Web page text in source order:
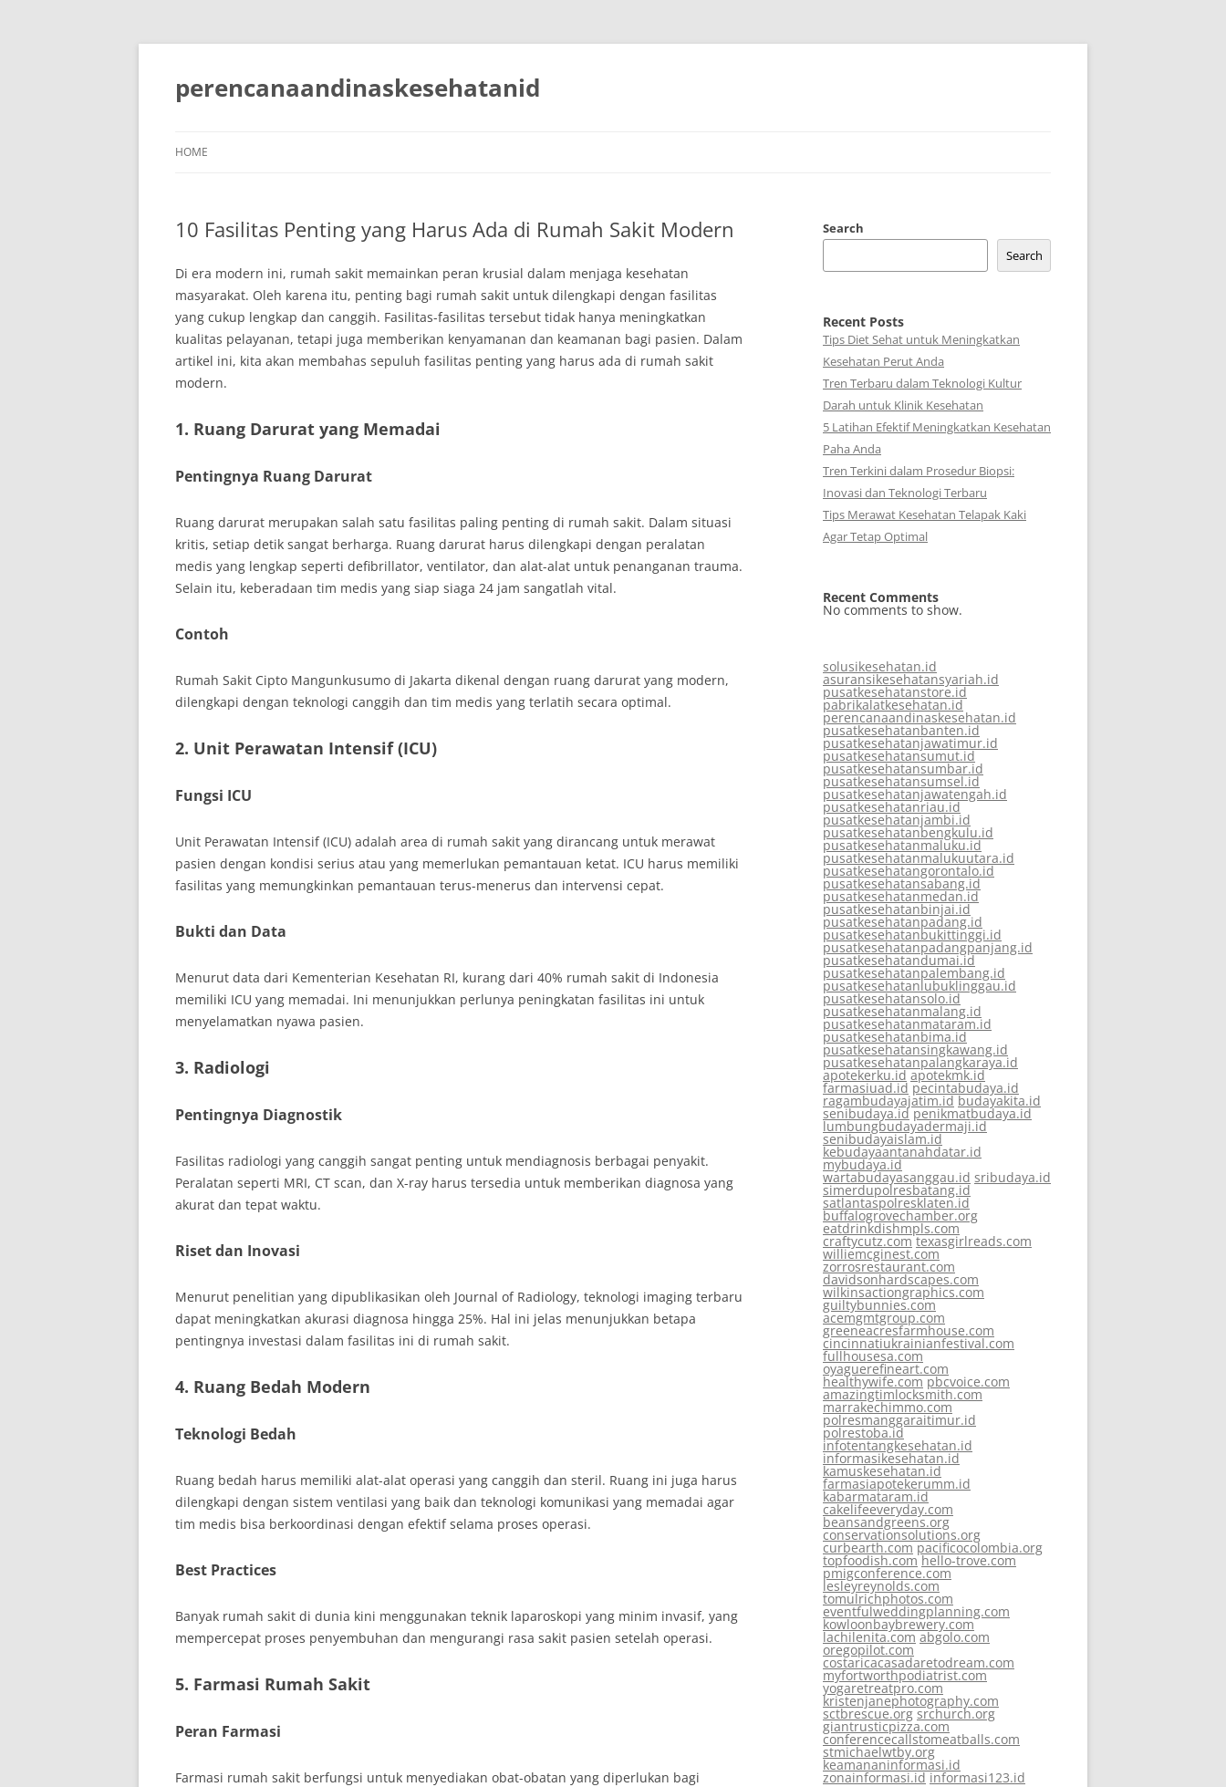
Skip
perencanaandinaskesehatanid
HOME
10 Fasilitas Penting yang Harus Ada di Rumah Sakit Modern
Di era modern ini, rumah sakit memainkan peran krusial dalam menjaga kesehatan
masyarakat. Oleh karena itu, penting bagi rumah sakit untuk dilengkapi dengan fasilitas
yang cukup lengkap dan canggih. Fasilitas-fasilitas tersebut tidak hanya meningkatkan
kualitas pelayanan, tetapi juga memberikan kenyamanan dan keamanan bagi pasien. Dalam
artikel ini, kita akan membahas sepuluh fasilitas penting yang harus ada di rumah sakit
modern.
1. Ruang Darurat yang Memadai
Pentingnya Ruang Darurat
Ruang darurat merupakan salah satu fasilitas paling penting di rumah sakit. Dalam situasi
kritis, setiap detik sangat berharga. Ruang darurat harus dilengkapi dengan peralatan
medis yang lengkap seperti defibrillator, ventilator, dan alat-alat untuk penanganan trauma.
Selain itu, keberadaan tim medis yang siap siaga 24 jam sangatlah vital.
Contoh
Rumah Sakit Cipto Mangunkusumo di Jakarta dikenal dengan ruang darurat yang modern,
dilengkapi dengan teknologi canggih dan tim medis yang terlatih secara optimal.
2. Unit Perawatan Intensif (ICU)
Fungsi ICU
Unit Perawatan Intensif (ICU) adalah area di rumah sakit yang dirancang untuk merawat
pasien dengan kondisi serius atau yang memerlukan pemantauan ketat. ICU harus memiliki
fasilitas yang memungkinkan pemantauan terus-menerus dan intervensi cepat.
Bukti dan Data
Menurut data dari Kementerian Kesehatan RI, kurang dari 40% rumah sakit di Indonesia
memiliki ICU yang memadai. Ini menunjukkan perlunya peningkatan fasilitas ini untuk
menyelamatkan nyawa pasien.
3. Radiologi
Pentingnya Diagnostik
Fasilitas radiologi yang canggih sangat penting untuk mendiagnosis berbagai penyakit.
Peralatan seperti MRI, CT scan, dan X-ray harus tersedia untuk memberikan diagnosa yang
akurat dan tepat waktu.
Riset dan Inovasi
Menurut penelitian yang dipublikasikan oleh Journal of Radiology, teknologi imaging terbaru
dapat meningkatkan akurasi diagnosa hingga 25%. Hal ini jelas menunjukkan betapa
pentingnya investasi dalam fasilitas ini di rumah sakit.
4. Ruang Bedah Modern
Teknologi Bedah
Ruang bedah harus memiliki alat-alat operasi yang canggih dan steril. Ruang ini juga harus
dilengkapi dengan sistem ventilasi yang baik dan teknologi komunikasi yang memadai agar
tim medis bisa berkoordinasi dengan efektif selama proses operasi.
Best Practices
Banyak rumah sakit di dunia kini menggunakan teknik laparoskopi yang minim invasif, yang
mempercepat proses penyembuhan dan mengurangi rasa sakit pasien setelah operasi.
5. Farmasi Rumah Sakit
Peran Farmasi
Farmasi rumah sakit berfungsi untuk menyediakan obat-obatan yang diperlukan bagi
Search
Search
Recent Posts
Tips Diet Sehat untuk Meningkatkan
Kesehatan Perut Anda
Tren Terbaru dalam Teknologi Kultur
Darah untuk Klinik Kesehatan
5 Latihan Efektif Meningkatkan Kesehatan
Paha Anda
Tren Terkini dalam Prosedur Biopsi:
Inovasi dan Teknologi Terbaru
Tips Merawat Kesehatan Telapak Kaki
Agar Tetap Optimal
Recent Comments
No comments to show.
solusikesehatan.id
asuransikesehatansyariah.id
pusatkesehatanstore.id
pabrikalatkesehatan.id
perencanaandinaskesehatan.id
pusatkesehatanbanten.id
pusatkesehatanjawatimur.id
pusatkesehatansumut.id
pusatkesehatansumbar.id
pusatkesehatansumsel.id
pusatkesehatanjawatengah.id
pusatkesehatanriau.id
pusatkesehatanjambi.id
pusatkesehatanbengkulu.id
pusatkesehatanmaluku.id
pusatkesehatanmalukuutara.id
pusatkesehatangorontalo.id
pusatkesehatansabang.id
pusatkesehatanmedan.id
pusatkesehatanbinjai.id
pusatkesehatanpadang.id
pusatkesehatanbukittinggi.id
pusatkesehatanpadangpanjang.id
pusatkesehatandumai.id
pusatkesehatanpalembang.id
pusatkesehatanlubuklinggau.id
pusatkesehatansolo.id
pusatkesehatanmalang.id
pusatkesehatanmataram.id
pusatkesehatanbima.id
pusatkesehatansingkawang.id
pusatkesehatanpalangkaraya.id
apotekerku.id apotekmk.id
farmasiuad.id pecintabudaya.id
ragambudayajatim.id budayakita.id
senibudaya.id penikmatbudaya.id
lumbungbudayadermaji.id
senibudayaislam.id
kebudayaantanahdatar.id
mybudaya.id
wartabudayasanggau.id sribudaya.id
simerdupolresbatang.id
satlantaspolresklaten.id
buffalogrovechamber.org
eatdrinkdishmpls.com
craftycutz.com texasgirlreads.com
williemcginest.com
zorrosrestaurant.com
davidsonhardscapes.com
wilkinsactiongraphics.com
guiltybunnies.com
acemgmtgroup.com
greeneacresfarmhouse.com
cincinnatiukrainianfestival.com
fullhousesa.com
oyaguerefineart.com
healthywife.com pbcvoice.com
amazingtimlocksmith.com
marrakechimmo.com
polresmanggaraitimur.id
polrestoba.id
infotentangkesehatan.id
informasikesehatan.id
kamuskesehatan.id
farmasiapotekerumm.id
kabarmataram.id
cakelifeeveryday.com
beansandgreens.org
conservationsolutions.org
curbearth.com pacificocolombia.org
topfoodish.com hello-trove.com
pmigconference.com
lesleyreynolds.com
tomulrichphotos.com
eventfulweddingplanning.com
kowloonbaybrewery.com
lachilenita.com abgolo.com
oregopilot.com
costaricacasadaretodream.com
myfortworthpodiatrist.com
yogaretreatpro.com
kristenjanephotography.com
sctbrescue.org srchurch.org
giantrusticpizza.com
conferencecallstomeatballs.com
stmichaelwtby.org
keamananinformasi.id
zonainformasi.id informasi123.id